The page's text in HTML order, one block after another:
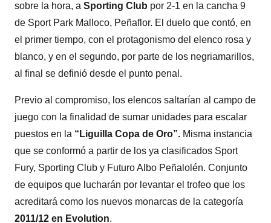
sobre la hora, a Sporting Club por 2-1 en la cancha 9
de Sport Park Malloco, Peñaflor. El duelo que contó, en
el primer tiempo, con el protagonismo del elenco rosa y
blanco, y en el segundo, por parte de los negriamarillos,
al final se definió desde el punto penal.
Previo al compromiso, los elencos saltarían al campo de
juego con la finalidad de sumar unidades para escalar
puestos en la “Liguilla Copa de Oro”. Misma instancia
que se conformó a partir de los ya clasificados Sport
Fury, Sporting Club y Futuro Albo Peñalolén. Conjunto
de equipos que lucharán por levantar el trofeo que los
acreditará como los nuevos monarcas de la categoría
2011/12 en Evolution.